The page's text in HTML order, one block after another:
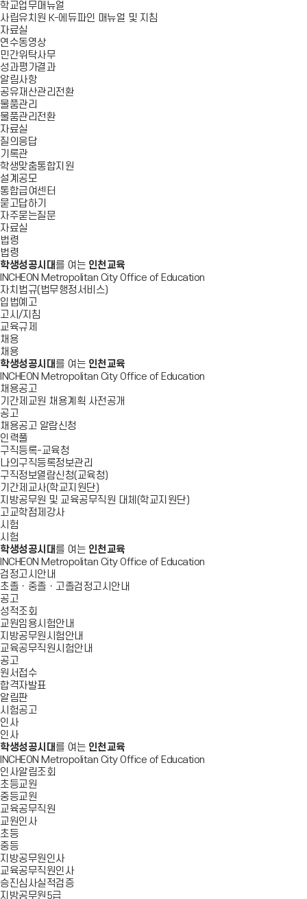
학교업무매뉴얼
사립유치원 K-에듀파인 매뉴얼 및 지침
자료실
연수동영상
민간위탁사무
성과평가결과
알림사항
공유재산관리전환
물품관리
물품관리전환
자료실
질의응답
기록관
학생맞춤통합지원
설계공모
통합급여센터
묻고답하기
자주묻는질문
자료실
법령
법령
학생성공시대 를 여는 인천교육
INCHEON Metropolitan City Office of Education
자치법규(법무행정서비스)
입법예고
고시/지침
교육규제
채용
채용
학생성공시대 를 여는 인천교육
INCHEON Metropolitan City Office of Education
채용공고
기간제교원 채용계획 사전공개
공고
채용공고 알람신청
인력풀
구직등록-교육청
나의구직등록정보관리
구직정보열람신청(교육청)
기간제교사(학교지원단)
지방공무원 및 교육공무직원 대체(학교지원단)
고교학점제강사
시험
시험
학생성공시대 를 여는 인천교육
INCHEON Metropolitan City Office of Education
검정고시안내
초졸ㆍ중졸ㆍ고졸검정고시안내
공고
성적조회
교원임용시험안내
지방공무원시험안내
교육공무직원시험안내
공고
원서접수
합격자발표
알림판
시험공고
인사
인사
학생성공시대 를 여는 인천교육
INCHEON Metropolitan City Office of Education
인사알림조회
초등교원
중등교원
교육공무직원
교원인사
초등
중등
지방공무원인사
교육공무직원인사
승진심사실적검증
지방공무원5급